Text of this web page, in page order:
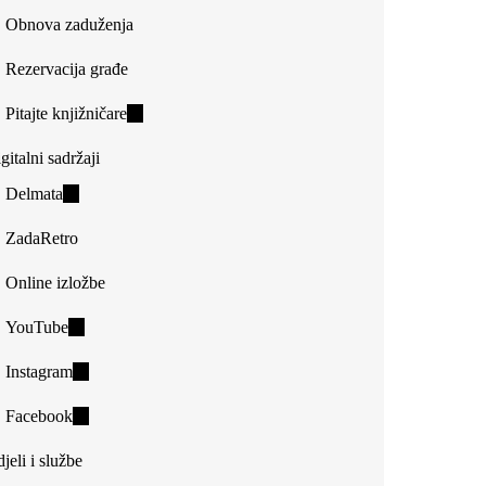
Obnova zaduženja
Rezervacija građe
Pitajte knjižničare(link
sadržaji
Delmata
external)
ZadaRetro
Online izložbe
YouTube(link
external)
Instagram(link
external)
Facebook(link
external)
i službe